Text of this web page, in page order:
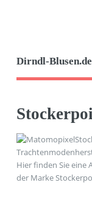
Dirndl-Blusen.de
Hier finden Sie eine
der Marke